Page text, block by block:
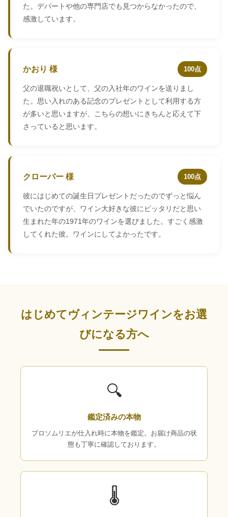
た。デパートや他の専門店でも見つからなかったので、
感激しています。
かおり 様 100点
父の退職祝いとして、父の入社年のワインを送りまし
た。思い入れのある記念のプレゼントとして利用する方
が多いと思いますが、こちらの想いにきちんと応えて下
さっていると思います。
クローバー 様 100点
彼にはじめての誕生日プレゼントだったのでずっと悩ん
でいたのですが、ワイン大好きな彼にピッタリだと思い
生まれた年の1971年のワインを選びました。すごく感激
してくれた彼。ワインにしてよかったです。
はじめてヴィンテージワインをお選
びになる方へ
🔍
鑑定済みの本物
プロソムリエが仕入れ時に本物を鑑定。お届け商品の状
態も丁寧に確認しております。
🌡